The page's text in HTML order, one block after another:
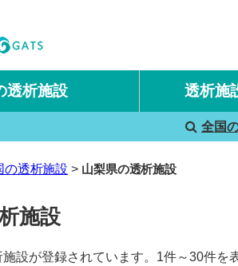
透析施設 透析施
国内
海外
全国
の透析施設 山梨県の透析施設
施設
設が登録されています。1件～30件を